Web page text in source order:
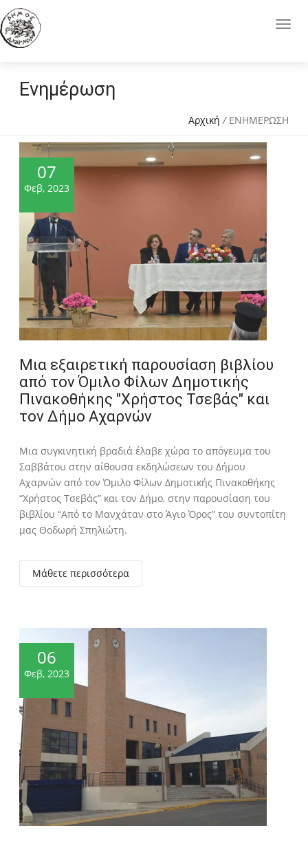
Ενημέρωση
Αρχική / ΕΝΗΜΕΡΩΣΗ
07
Φεβ, 2023
Μια εξαιρετική παρουσίαση βιβλίου
από τον Όμιλο Φίλων Δημοτικής
Πινακοθήκης "Χρήστος Τσεβάς" και
τον Δήμο Αχαρνών
Μια συγκινητική βραδιά έλαβε χώρα το απόγευμα του
Σαββάτου στην αίθουσα εκδηλώσεων του Δήμου
Αχαρνών από τον Όμιλο Φίλων Δημοτικής Πινακοθήκης
“Χρήστος Τσεβάς” και τον Δήμο, στην παρουσίαση του
βιβλίου “Από το Μανχάταν στο Άγιο Όρος” του συντοπίτη
μας Θοδωρή Σπηλιώτη.
Μάθετε περισσότερα
06
Φεβ, 2023